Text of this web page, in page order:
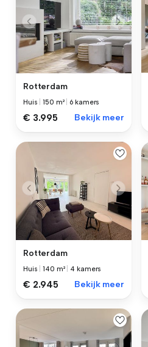
Rotterdam
Huis |150 m² 6 kamers
€ 3.995 Bekijk meer
Rotterdam
Huis |140 m² 4 kamers
€ 2.945 Bekijk meer